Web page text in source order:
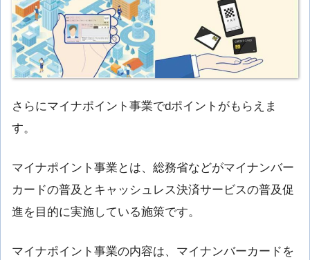
さらにマイナポイント事業でdポイントがもらえま
す。
マイナポイント事業とは、総務省などがマイナンバー
カードの普及とキャッシュレス決済サービスの普及促
進を目的に実施している施策です。
マイナポイント事業の内容は、マイナンバーカードを